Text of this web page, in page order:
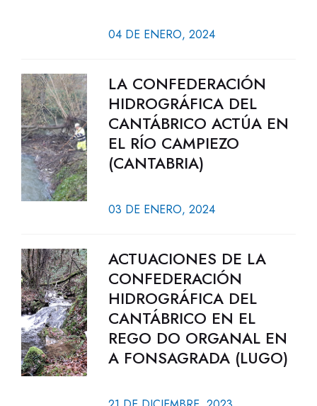
04 DE ENERO, 2024
LA CONFEDERACIÓN
HIDROGRÁFICA DEL
CANTÁBRICO ACTÚA EN
EL RÍO CAMPIEZO
(CANTABRIA)
03 DE ENERO, 2024
ACTUACIONES DE LA
CONFEDERACIÓN
HIDROGRÁFICA DEL
CANTÁBRICO EN EL
REGO DO ORGANAL EN
A FONSAGRADA (LUGO)